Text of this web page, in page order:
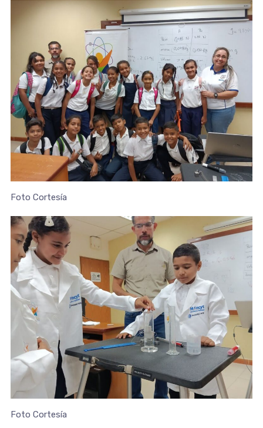
Foto Cortesía
Foto Cortesía